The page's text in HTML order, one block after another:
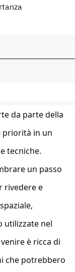
da parte della
priorità in un
tecniche.
un passo
rivedere e
utilizzate nel
è ricca di
che potrebbero